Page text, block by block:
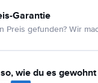
Garantie
Preis gefunden? Wir
wie du es